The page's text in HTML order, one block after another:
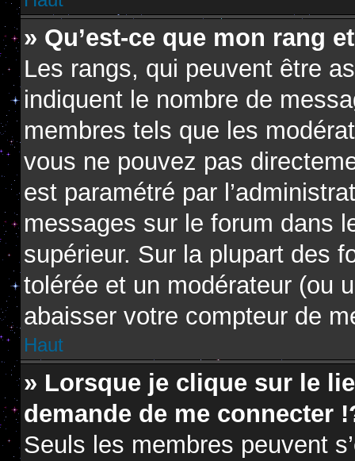
» Qu’est-ce que mon rang
Les rangs, qui peuvent être
indiquent le nombre de
membres tels que les
vous ne pouvez pas
est paramétré par
messages sur le forum dans
supérieur. Sur la plupart des
tolérée et un modérateur (ou
abaisser votre compteur de
Haut
» Lorsque je clique sur le
demande de me connecter
Seuls les membres peuvent